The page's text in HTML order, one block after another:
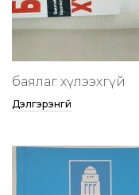
баялаг хүлээхгүй
Дэлгэрэнгүй